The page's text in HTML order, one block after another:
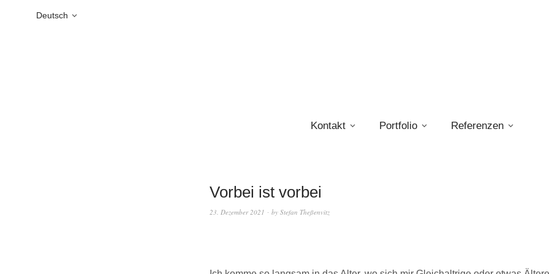
Deutsch
Kontakt Portfolio Referenzen
Vorbei ist vorbei
23. Dezember 2021 by Stefan Theßenvitz